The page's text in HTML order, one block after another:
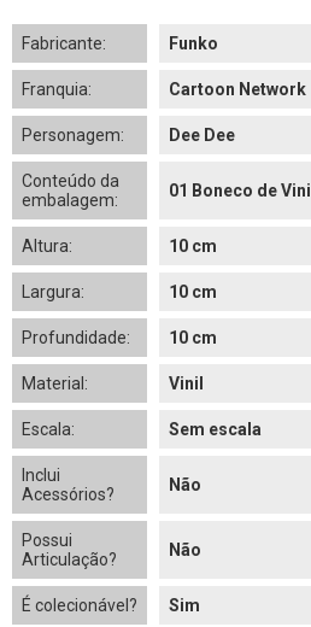
Fabricante: Funko
Franquia: Cartoon Network
Personagem: Dee Dee
Conteúdo da
embalagem:
01 Boneco de Vinil
Altura: 10 cm
Largura: 10 cm
Profundidade: 10 cm
Material: Vinil
Escala: Sem escala
Inclui
Acessórios?
Não
Possui
Articulação?
Não
É colecionável? Sim